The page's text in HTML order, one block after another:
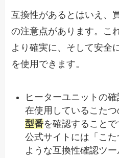
互換性があるとはいえ、
の注意点があります。こ
より確実に、そして安全
を使用できます。
ヒーターユニットの
在使用しているこたつ
型番を確認すること
公式サイトには「こ
ような互換性確認ツ